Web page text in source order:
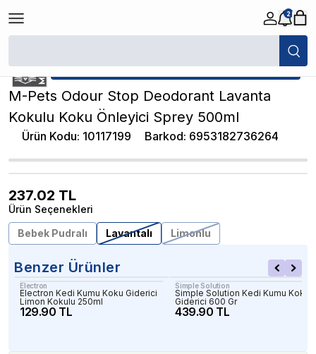
2
/ M-Pets Odour Stop Deodorant Lavanta
★ Atakan Petshop, M-Pets yetkili satıcısıdır.
M-Pets Odour Stop Deodorant Lavanta
Kokulu Koku Önleyici Sprey 500ml
Ürün Kodu: 10117199 Barkod: 6953182736264
237.02 TL
Ürün Seçenekleri
Bebek Pudralı
Lavantalı Limonlu
Benzer Ürünler
Electron
Electron Kedi Kumu Koku Giderici
Limon Kokulu 250ml
129.90 TL
Simple Solution
Simple Solution Kedi Kumu Koku
Giderici 600 Gr
439.90 TL